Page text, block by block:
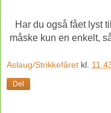
Har du også fået lyst
måske kun en enkelt,
Aslaug/Strikkefåret kl.
Del